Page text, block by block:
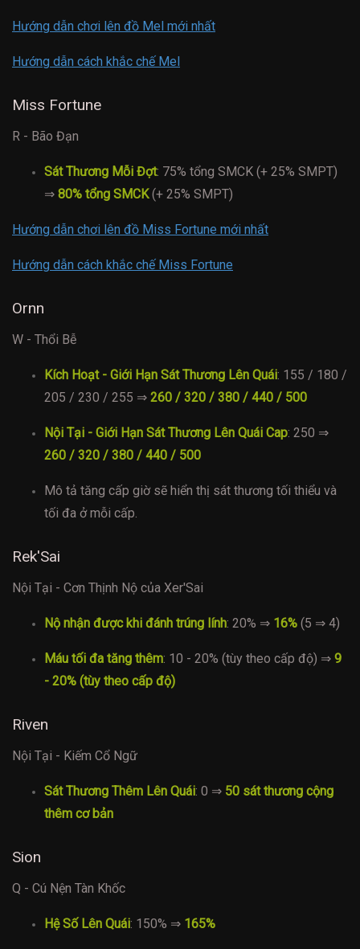
Hướng dẫn chơi lên đồ Mel mới nhất
Hướng dẫn cách khắc chế Mel
Miss Fortune
R - Bão Đạn
Sát Thương Mỗi Đợt: 75% tổng SMCK (+ 25% SMPT)
⇒ 80% tổng SMCK(+ 25% SMPT)
Hướng dẫn chơi lên đồ Miss Fortune mới nhất
Hướng dẫn cách khắc chế Miss Fortune
Ornn
W - Thổi Bễ
Kích Hoạt - Giới Hạn Sát Thương Lên Quái: 155 / 180 /
205 / 230 / 255 ⇒ 260 / 320 / 380 / 440 / 500
Nội Tại - Giới Hạn Sát Thương Lên Quái Cap: 250 ⇒
260 / 320 / 380 / 440 / 500
Mô tả tăng cấp giờ sẽ hiển thị sát thương tối thiểu và
tối đa ở mỗi cấp.
Rek'Sai
Nội Tại - Cơn Thịnh Nộ của Xer'Sai
Nộ nhận được khi đánh trúng lính: 20% ⇒ 16% (5 ⇒ 4)
Máu tối đa tăng thêm: 10 - 20% (tùy theo cấp độ) ⇒ 9
- 20% (tùy theo cấp độ)
Riven
Nội Tại - Kiếm Cổ Ngữ
Sát Thương Thêm Lên Quái: 0 ⇒ 50 sát thương cộng
thêm cơ bản
Sion
Q - Cú Nện Tàn Khốc
Hệ Số Lên Quái: 150% ⇒ 165%